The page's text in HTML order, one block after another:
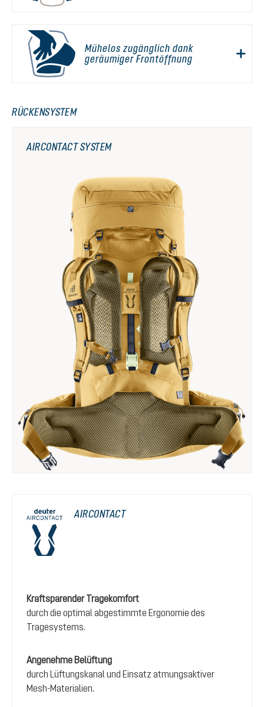
Mühelos zugänglich dank
geräumiger Frontöffnung
RÜCKENSYSTEM
AIRCONTACT
Kraftsparender Tragekomfort
durch die optimal abgestimmte Ergonomie des
Tragesystems.
Angenehme Belüftung
durch Lüftungskanal und Einsatz atmungsaktiver
Mesh-Materialien.
AIRCONTACT SYSTEM